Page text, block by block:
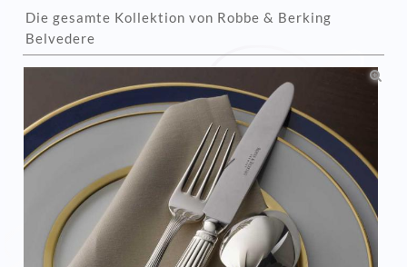
Die gesamte Kollektion von Robbe & Berking
Belvedere